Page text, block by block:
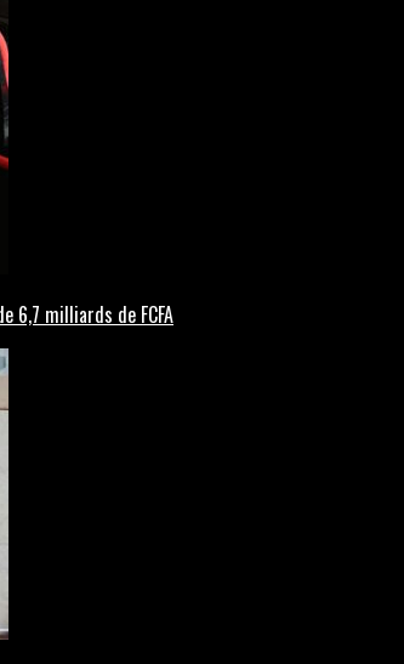
6,7 milliards de FCFA